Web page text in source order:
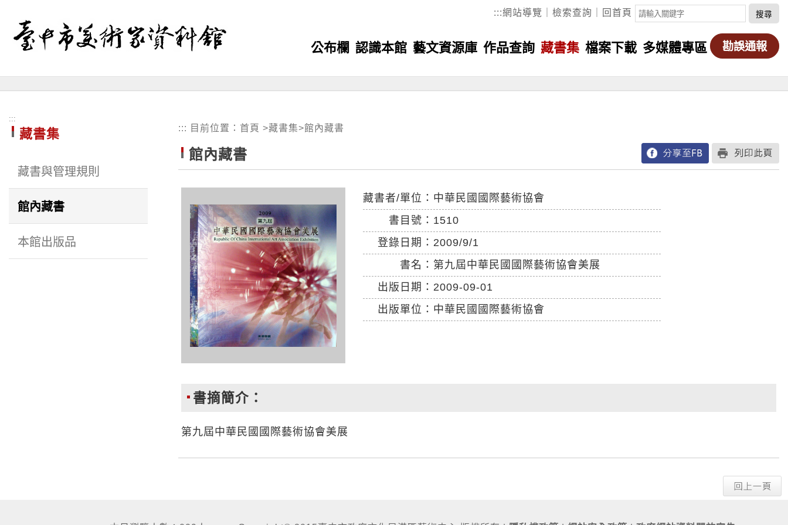
容
區
:::網站導覽 檢索查詢 回首頁
關
鍵
字
搜
公布欄 認識本館 藝文資源庫 作品查詢 藏書集 檔案下載 多媒體專區 勘誤通報
:::
藏書集
藏書與管理規則
館內藏書
本館出版品
::: 目前位置： 首頁 >藏書集>館內藏書
館內藏書
藏書者/單位： 中華民國國際藝術協會
書目號： 1510
登錄日期： 2009/9/1
書名： 第九屆中華民國國際藝術協會美展
出版日期： 2009-09-01
出版單位： 中華民國國際藝術協會
書摘簡介：
第九屆中華民國國際藝術協會美展